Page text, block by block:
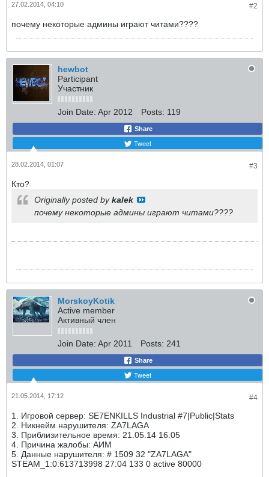
#2
27.02.2014, 04:10
почему некоторые админы играют читами????
hewbot
Participant
Участник
Join Date: Apr 2012 Posts: 119
Share
Tweet
#3
28.02.2014, 01:07
Кто?
Originally posted bykalek
почему некоторые админы играют читами????
MorskoyKotik
Active member
Активный член
Join Date: Apr 2011 Posts: 241
Share
Tweet
#4
21.05.2014, 17:12
1. Игровой сервер: SE7ENKILLS Industrial #7|Public|Stats
2. Никнейм нарушителя: ZA7LAGA
3. Приблизительное время: 21.05.14 16.05
4. Причина жалобы: АИМ
5. Данные нарушителя: # 1509 32 "ZA7LAGA"
STEAM_1:0:613713998 27:04 133 0 active 80000